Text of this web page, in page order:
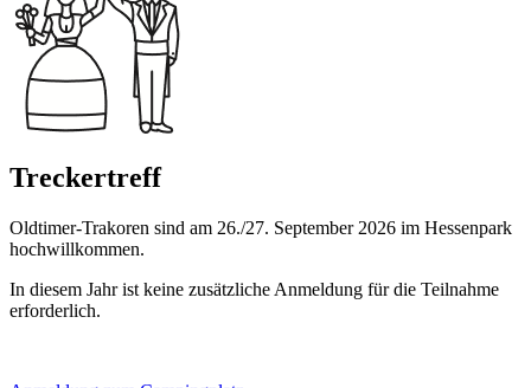
Treckertreff
Oldtimer-Trakoren sind am 26./27. September 2026 im Hessenpark
hochwillkommen.
In diesem Jahr ist keine zusätzliche Anmeldung für die Teilnahme
erforderlich.